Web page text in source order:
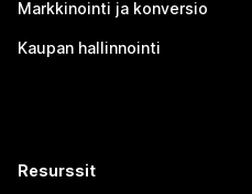
Markkinointi ja konversio
Kaupan hallinnointi
Resurssit